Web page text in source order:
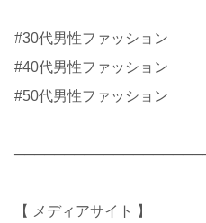
#30代男性ファッション
#40代男性ファッション
#50代男性ファッション
【 メディアサイト 】